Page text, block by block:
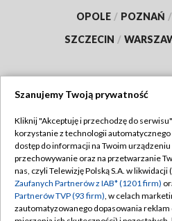
OPOLE / POZNAŃ /
SZCZECIN /
TVP
Abonament TVP
Emisja w TVP
Centrum informacji TVP
Polityka
Moje
Szanujemy Twoją prywatność
Kliknij "Akceptuję i przechodzę do
korzystanie z technologii automatycznego
dostęp do informacji na Twoim
przechowywanie oraz na przetwarzanie
nas, czyli Telewizję Polską S.A. w likwidacji
Zaufanych Partnerów z IAB* (1201 firm)
Partnerów TVP (93 firm), w celach
zautomatyzowanego dopasowania